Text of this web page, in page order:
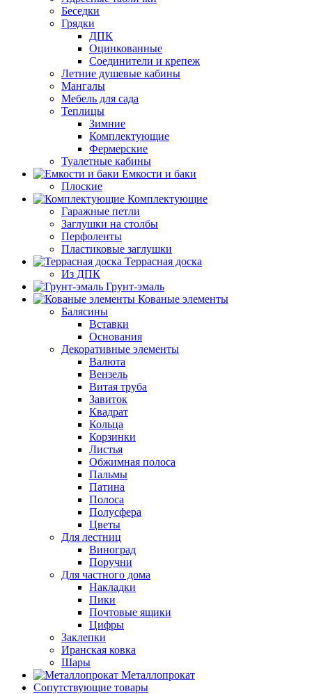
Беседки
Грядки
ДПК
Оцинкованные
Соединители и крепеж
Летние душевые кабины
Мангалы
Мебель для сада
Теплицы
Зимние
Комплектующие
Фермерские
Туалетные кабины
Емкости и баки
Плоские
Комплектующие
Гаражные петли
Заглушки на столбы
Перфоленты
Пластиковые заглушки
Террасная доска
Из ДПК
Грунт-эмаль
Кованые элементы
Балясины
Вставки
Основания
Декоративные элементы
Валюта
Вензель
Витая труба
Завиток
Квадрат
Кольца
Корзинки
Листья
Обжимная полоса
Пальмы
Патина
Полоса
Полусфера
Цветы
Для лестниц
Виноград
Поручни
Для частного дома
Накладки
Пики
Почтовые ящики
Цифры
Заклепки
Иранская ковка
Шары
Металлопрокат
Сопутствующие товары